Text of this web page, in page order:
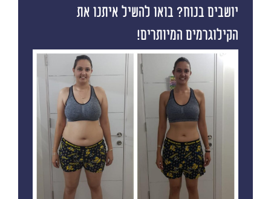
יושבים בנוח? בואו להשיל איתנו את
הקילוגרמים המיותרים!